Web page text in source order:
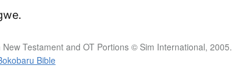
New Testament and OT Portions © Sim International, 2005.
Bible